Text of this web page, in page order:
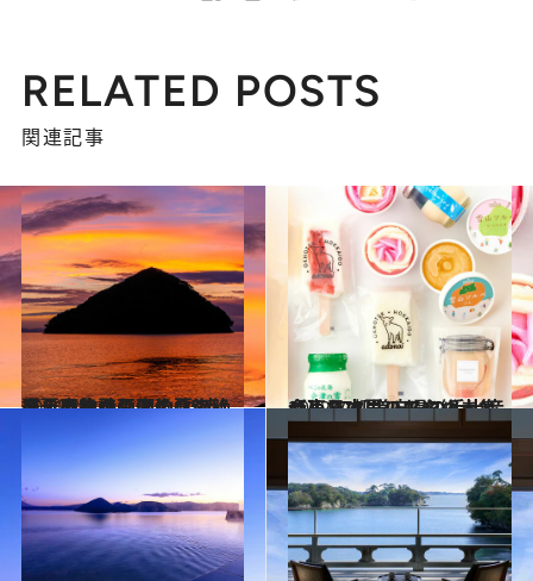
RELATED POSTS
関連記事
2021.8.9
【夏の絶景画像】北海道・東北エリアの夏の絶景＆風物詩の画像(35点)をチェック！
旅＆お出かけ 2022.7.6
【東日本エリアを総まとめ】 47都道府県の手土産 つめたい夏のおやつ大集合！
グルメ